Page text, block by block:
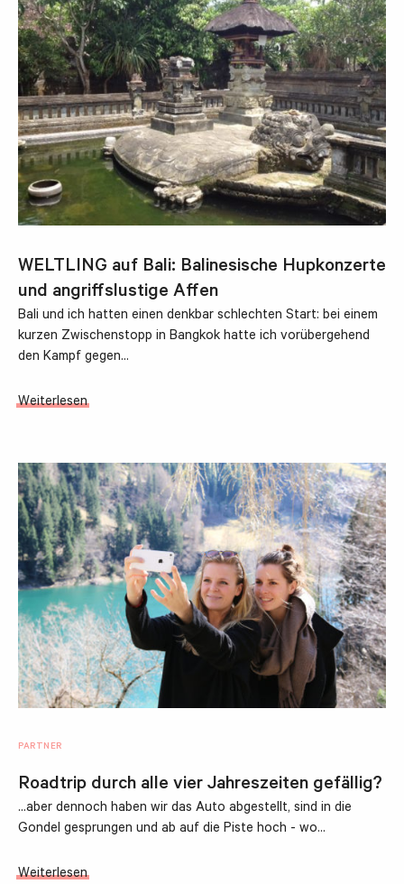
WELTLING auf Bali: Balinesische Hupkonzerte
und angriffslustige Affen
Bali und ich hatten einen denkbar schlechten Start: bei einem
kurzen Zwischenstopp in Bangkok hatte ich vorübergehend
den Kampf gegen…
Weiterlesen
PARTNER
Roadtrip durch alle vier Jahreszeiten gefällig?
...aber dennoch haben wir das Auto abgestellt, sind in die
Gondel gesprungen und ab auf die Piste hoch - wo…
Weiterlesen